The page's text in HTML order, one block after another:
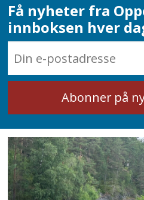
Få nyheter fra
innboksen hver